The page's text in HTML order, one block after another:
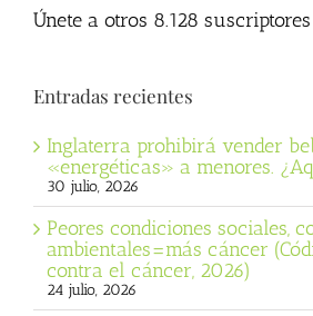
Únete a otros 8.128 suscriptores
Entradas recientes
Inglaterra prohibirá vender
«energéticas» a menores.
30 julio, 2026
Peores condiciones sociales,
ambientales=más cáncer
contra el cáncer, 2026)
24 julio, 2026